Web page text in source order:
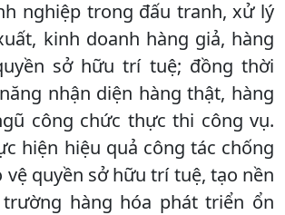
nghiệp trong đấu tranh, xử lý
kinh doanh hàng giả, hàng
sở hữu trí tuệ; đồng thời
nhận diện hàng thật, hàng
công chức thực thi công vụ.
hiện hiệu quả công tác chống
vệ quyền sở hữu trí tuệ, tạo nền
hàng hóa phát triển ổn